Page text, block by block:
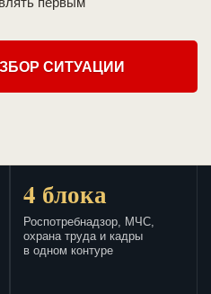
СИТУАЦИИ
4 блока
Роспотребнадзор, МЧС,
охрана труда и кадры
в одном контуре